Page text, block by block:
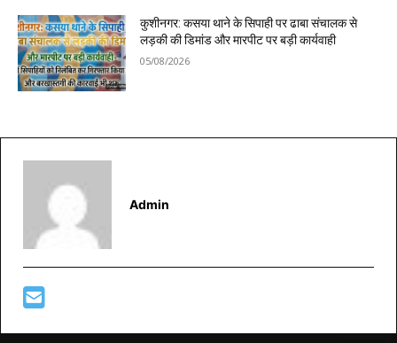
कुशीनगर: कसया थाने के सिपाही पर ढाबा संचालक से
लड़की की डिमांड और मारपीट पर बड़ी कार्यवाही
05/08/2026
Admin